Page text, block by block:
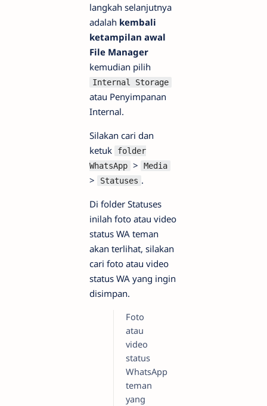
langkah selanjutnya
adalah kembali
ketampilan awal
File Manager
kemudian pilih
Internal Storage
atau Penyimpanan
Internal.
Silakan cari dan
ketuk
folder
WhatsApp > Media
> Statuses .
Di folder Statuses
inilah foto atau video
status WA teman
akan terlihat, silakan
cari foto atau video
status WA yang ingin
disimpan.
Foto
atau
video
status
WhatsApp
teman
yang